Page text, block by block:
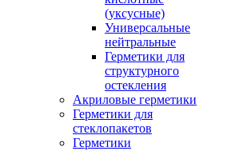
(уксусные)
Универсальные
нейтральные
Герметики для
структурного
остекления
Акриловые герметики
Герметики для
стеклопакетов
Герметики